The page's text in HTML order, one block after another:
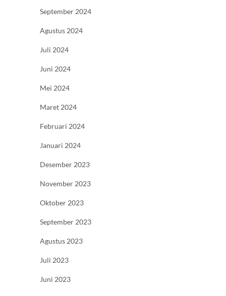
September 2024
Agustus 2024
Juli 2024
Juni 2024
Mei 2024
Maret 2024
Februari 2024
Januari 2024
Desember 2023
November 2023
Oktober 2023
September 2023
Agustus 2023
Juli 2023
Juni 2023